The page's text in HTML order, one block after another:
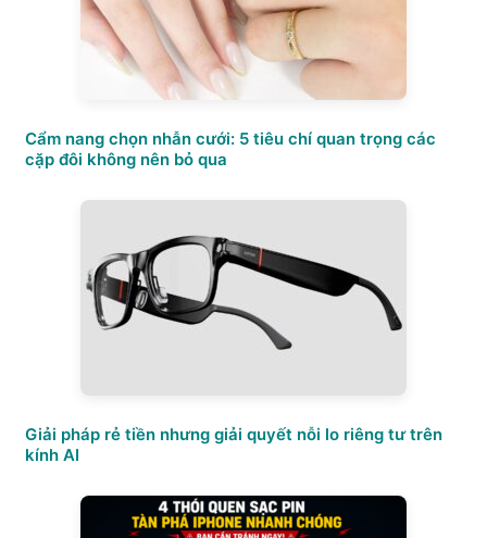
Cẩm nang chọn nhẫn cưới: 5 tiêu chí quan trọng các
cặp đôi không nên bỏ qua
Giải pháp rẻ tiền nhưng giải quyết nỗi lo riêng tư trên
kính AI